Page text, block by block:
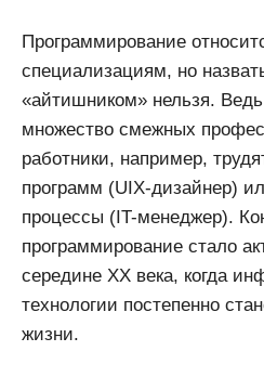
Программирование
специализациям, но
«айтишником» нельзя.
множество смежных
работники, например,
программ (UIX-дизайнер)
процессы (IT-менеджер).
программирование стало
середине XX века, когда
технологии постепенно
жизни.